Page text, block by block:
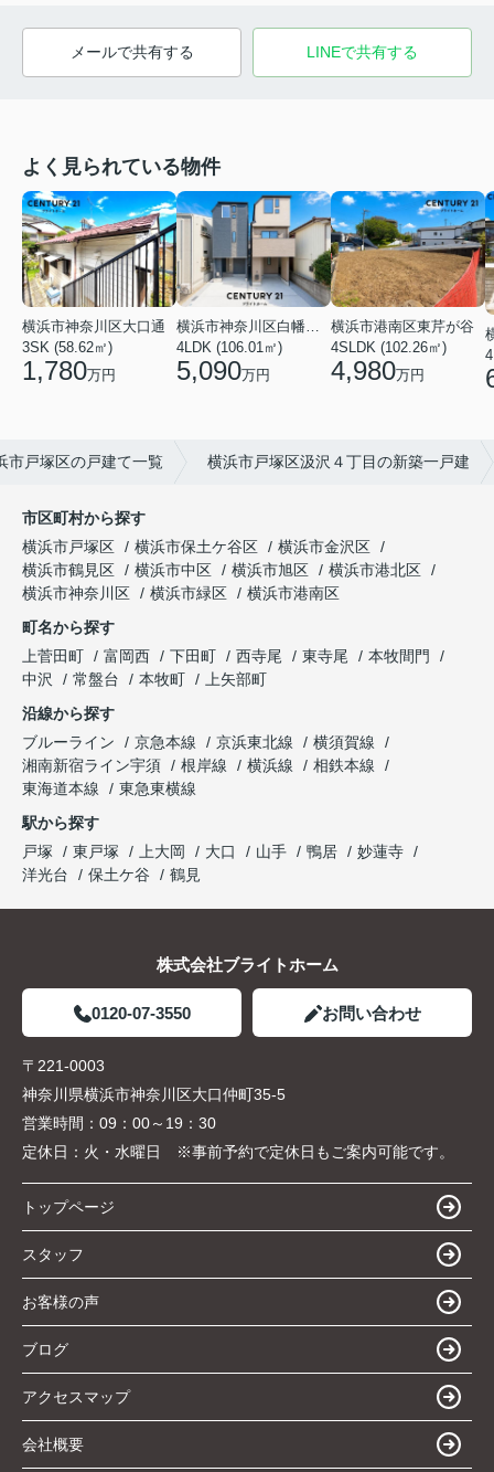
メールで共有する LINEで共有する
よく見られている物件
横浜市神奈川区大口通
3SK (58.62㎡)
1,780万円
横浜市神奈川区白幡東町
4LDK (106.01㎡)
5,090万円
横浜市港南区東芹が谷
4SLDK (102.26㎡)
4,980万円
市戸塚区の戸建て一覧 横浜市戸塚区汲沢４丁目の新築一戸建
市区町村から探す
横浜市戸塚区
横浜市保土ケ谷区
横浜市金沢区
横浜市鶴見区
横浜市中区 横浜市旭区
横浜市港北区
横浜市神奈川区
横浜市緑区
横浜市港南区
町名から探す
上菅田町
富岡西 下田町 西寺尾 東寺尾
本牧間門
中沢
常盤台 本牧町
上矢部町
沿線から探す
ブルーライン
京急本線 京浜東北線
横須賀線
湘南新宿ライン宇須
根岸線 横浜線
相鉄本線
東海道本線
東急東横線
駅から探す
戸塚
東戸塚 上大岡 大口 山手 鴨居
妙蓮寺
洋光台
保土ケ谷 鶴見
株式会社ブライトホーム
0120-07-3550 お問い合わせ
〒221-0003
神奈川県横浜市神奈川区大口仲町35-5
営業時間： 09：00～19：30
定休日： 火・水曜日 ※事前予約で定休日もご案内可能です。
トップページ
スタッフ
お客様の声
ブログ
アクセスマップ
会社概要